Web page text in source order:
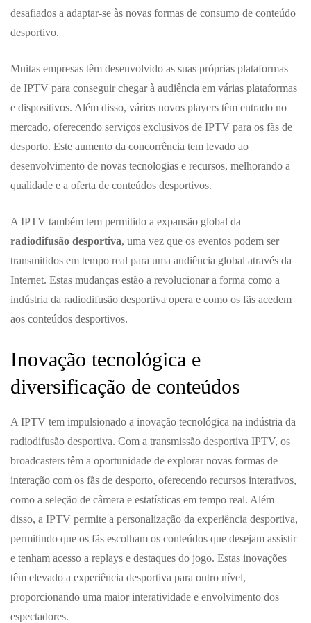
desafiados a adaptar-se às novas formas de consumo de conteúdo
desportivo.
Muitas empresas têm desenvolvido as suas próprias plataformas
de IPTV para conseguir chegar à audiência em várias plataformas
e dispositivos. Além disso, vários novos players têm entrado no
mercado, oferecendo serviços exclusivos de IPTV para os fãs de
desporto. Este aumento da concorrência tem levado ao
desenvolvimento de novas tecnologias e recursos, melhorando a
qualidade e a oferta de conteúdos desportivos.
A IPTV também tem permitido a expansão global da
radiodifusão desportiva, uma vez que os eventos podem ser
transmitidos em tempo real para uma audiência global através da
Internet. Estas mudanças estão a revolucionar a forma como a
indústria da radiodifusão desportiva opera e como os fãs acedem
aos conteúdos desportivos.
Inovação tecnológica e
diversificação de conteúdos
A IPTV tem impulsionado a inovação tecnológica na indústria da
radiodifusão desportiva. Com a transmissão desportiva IPTV, os
broadcasters têm a oportunidade de explorar novas formas de
interação com os fãs de desporto, oferecendo recursos interativos,
como a seleção de câmera e estatísticas em tempo real. Além
disso, a IPTV permite a personalização da experiência desportiva,
permitindo que os fãs escolham os conteúdos que desejam assistir
e tenham acesso a replays e destaques do jogo. Estas inovações
têm elevado a experiência desportiva para outro nível,
proporcionando uma maior interatividade e envolvimento dos
espectadores.